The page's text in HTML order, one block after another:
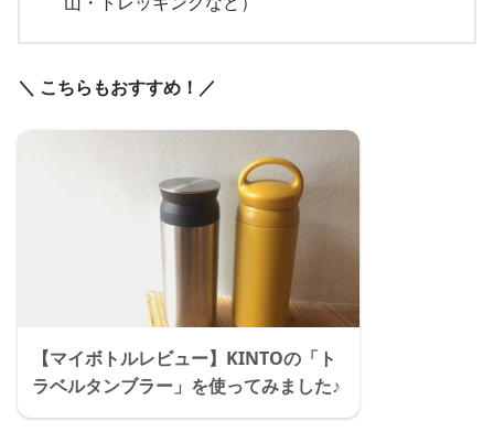
＼ こちらもおすすめ！／
【マイボトルレビュー】KINTOの「ト
ラベルタンブラー」を使ってみました♪